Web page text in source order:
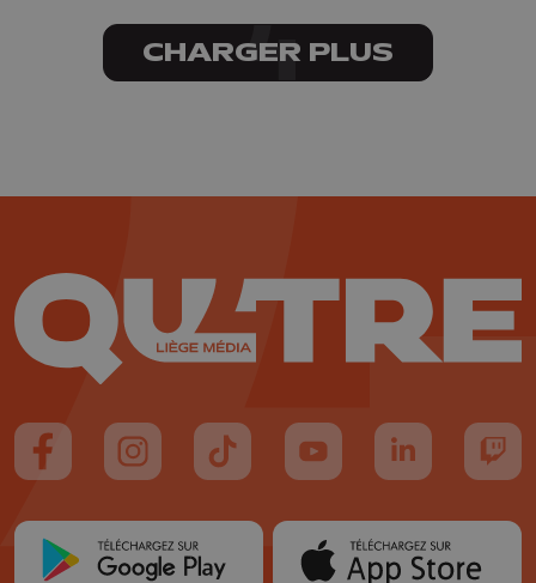
CHARGER PLUS
Suivez-nous sur FaceBook
Suivez-nous sur Instagram
Suivez-nous sur TikTok
Suivez-nous sur YouTube
Suivez-nous